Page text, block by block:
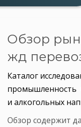
Обзор
жд
Каталог
промышленность
и алкогольных
Обзор содержит